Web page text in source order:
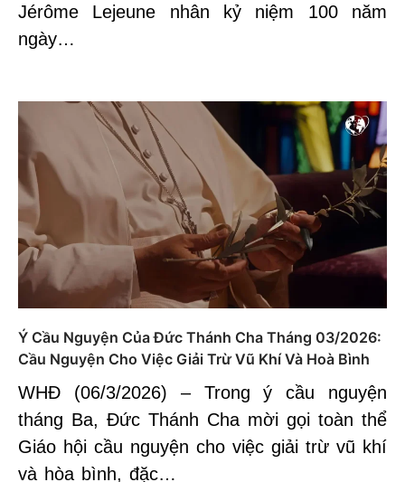
Jérôme Lejeune nhân kỷ niệm 100 năm
ngày…
Ý Cầu Nguyện Của Đức Thánh Cha Tháng 03/2026:
Cầu Nguyện Cho Việc Giải Trừ Vũ Khí Và Hoà Bình
WHĐ (06/3/2026) – Trong ý cầu nguyện
tháng Ba, Đức Thánh Cha mời gọi toàn thể
Giáo hội cầu nguyện cho việc giải trừ vũ khí
và hòa bình, đặc…